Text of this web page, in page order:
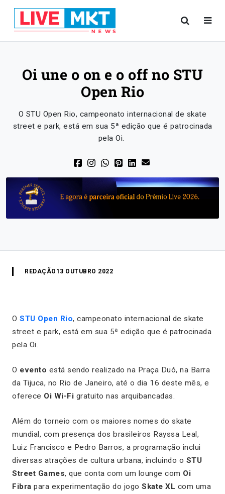
Oi une o on e o off no STU
Open Rio
O STU Open Rio, campeonato internacional de skate
street e park, está em sua 5ª edição que é patrocinada
pela Oi.
REDAÇÃO 13 OUTUBRO 2022
O STU Open Rio, campeonato internacional de skate
street e park, está em sua 5ª edição que é patrocinada
pela Oi.
O evento está sendo realizado na Praça Duó, na Barra
da Tijuca, no Rio de Janeiro, até o dia 16 deste mês, e
oferece Oi Wi-Fi gratuito nas arquibancadas.
Além do torneio com os maiores nomes do skate
mundial, com presença dos brasileiros Rayssa Leal,
Luiz Francisco e Pedro Barros, a programação inclui
diversas atrações de cultura urbana, incluindo o STU
Street Games, que conta com um lounge com Oi
Fibra para experimentação do jogo Skate XL com uma